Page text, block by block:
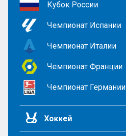
Кубок России
Чемпионат Испании
Чемпионат Италии
Чемпионат Франции
Чемпионат Германии
Хоккей